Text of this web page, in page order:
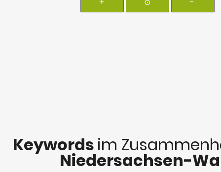
Keywords im
Niedersachsen-